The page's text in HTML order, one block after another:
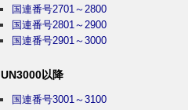
国連番号2701～2800
国連番号2801～2900
国連番号2901～3000
UN3000以降
国連番号3001～3100